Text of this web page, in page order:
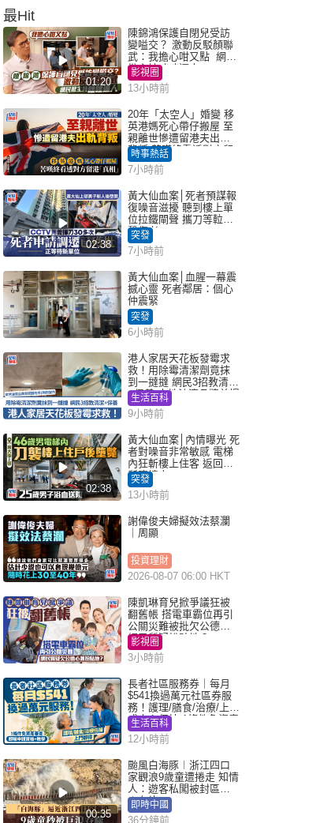
最Hit
01:20
陳錦鴻保護自閉兒受訪
變嗌交？ 激動反駁顏聯
武：我擔心咁又點 網民
批主持咄咄逼人
影視圈
13小時前
20年「太空人」婚變 移
英港媽死心帶仔搬屋 至
親離世慘遭留港夫出軌
背叛 苦嘆終看透對方留
港「真相」｜Juicy叮
時事熱話
7小時前
02:38
黃大仙血案│死者預謀報
復噪音滋擾 聽到樓上單
位拉鐵閘聲 攜刀等𨋢伏
擊傷者
突發
7小時前
黃大仙血案│血腥一幕震
撼心靈 死者鄰居：個心
仲震緊
突發
6小時前
港人家居天花板發霉求
救！用除霉清潔劑竟抹
到一撻撻 網民3招教清潔
+保養 本地油漆品牌曾提
醒勿用1物防變色
生活百科
9小時前
02:38
黃大仙血案│內情曝光 死
者對噪音非常敏感 電梯
內狂斬樓上住客 返回住
所墮樓亡
突發
13小時前
謝偉俊夫婦擬效法蔡瀾
｜周顯
投資理財
2026-08-07 06:00 HKT
陳凱琳育兒掀爭議狂被
翻舊帳 搭電車霸位再引
公關災難被批欠公德心
網民質疑扮貼地？
影視圈
3小時前
長者社區服務券｜每月
$541換過萬元社區券服
務！護理/膳食/治療/上門
或中心任揀 1條件免資產
審查（附申請資格及教
學）
生活百科
12小時前
00:35
颱風白海豚︱浙江四口
家觀浪9歲童遭捲走 知情
人：遊客私闖被封區域
︱有片
即時中國
36分鐘前